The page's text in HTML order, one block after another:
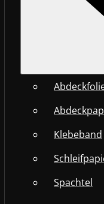
Klebeband
Spachtel